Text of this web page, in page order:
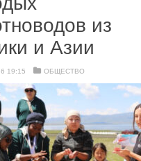
из
и Азии
19:15 ОБЩЕСТВО